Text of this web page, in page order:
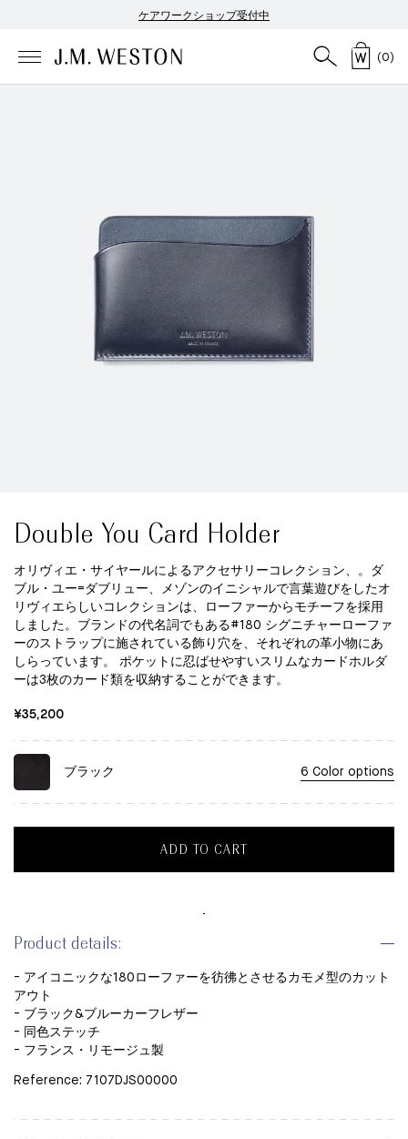
ケアワークショップ受付中
(0)
Double You Card Holder
オリヴィエ・サイヤールによるアクセサリーコレクション、。ダ
ブル・ユー=ダブリュー、メゾンのイニシャルで言葉遊びをしたオ
リヴィエらしいコレクションは、ローファーからモチーフを採用
しました。ブランドの代名詞でもある#180 シグニチャーローファ
ーのストラップに施されている飾り穴を、それぞれの革小物にあ
しらっています。 ポケットに忍ばせやすいスリムなカードホルダ
ーは3枚のカード類を収納することができます。
¥35,200
ブラック 6 Color options
ADD TO CART
Product details:
- アイコニックな180ローファーを彷彿とさせるカモメ型のカット
アウト
- ブラック&ブルーカーフレザー
- 同色ステッチ
- フランス・リモージュ製
Reference: 7107DJS00000